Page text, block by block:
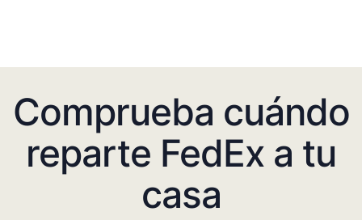
Comprueba cuándo
reparte FedEx a tu
casa